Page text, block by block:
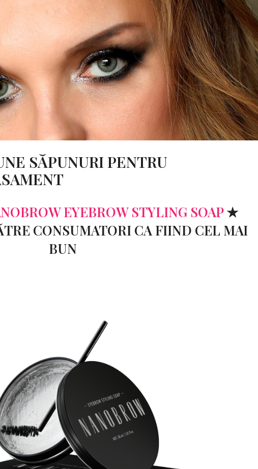
SĂPUNURI PENTRU
EYEBROW STYLING SOAP★
CONSUMATORI CA FIIND CEL MAI
BUN